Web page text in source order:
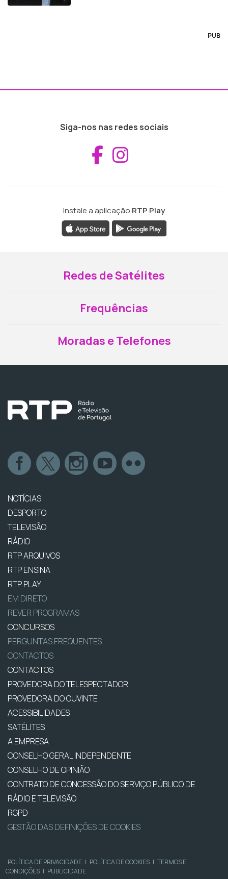
PUB
Siga-nos nas redes sociais
Aceder ao
Instale a aplicação RTP Play
Redes de Satélites
Frequências
Moradas e Telefones
NOTÍCIAS
DESPORTO
TELEVISÃO
RÁDIO
RTP ARQUIVOS
RTP ENSINA
RTP PLAY
EM DIRETO
REVER PROGRAMAS
CONCURSOS
PERGUNTAS FREQUENTES
CONTACTOS
CONTACTOS
PROVEDORA DO TELESPECTADOR
PROVEDORA DO OUVINTE
ACESSIBILIDADES
SATÉLITES
A EMPRESA
CONSELHO GERAL INDEPENDENTE
CONSELHO DE OPINIÃO
CONTRATO DE CONCESSÃO DO SERVIÇO PÚBLICO DE
RÁDIO E TELEVISÃO
RGPD
GESTÃO DAS DEFINIÇÕES DE COOKIES
POLÍTICA DE PRIVACIDADE | POLÍTICA DE COOKIES | TERMOS E
CONDIÇÕES | PUBLICIDADE